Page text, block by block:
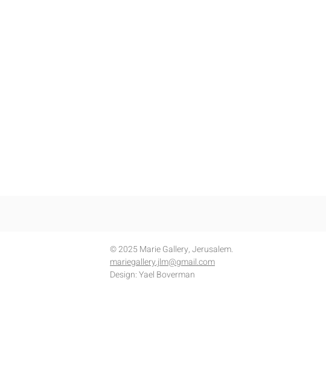
© 2025 Marie Gallery, Jerusalem.
mariegallery.jlm@gmail.com
Design: Yael Boverman